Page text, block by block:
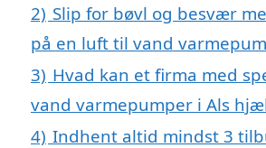
2) Slip for bøvl og besvær
på en luft til vand
3) Hvad kan et firma med
vand varmepumper i Als
4) Indhent altid mindst 3